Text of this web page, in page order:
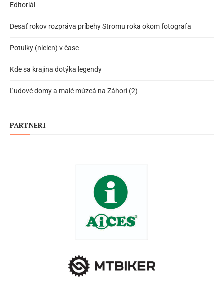
Editoriál
Desať rokov rozpráva príbehy Stromu roka okom fotografa
Potulky (nielen) v čase
Kde sa krajina dotýka legendy
Ľudové domy a malé múzeá na Záhorí (2)
PARTNERI